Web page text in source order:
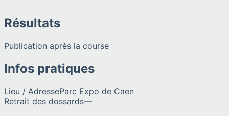
Résultats
Publication après la course
Infos pratiques
Lieu / AdresseParc Expo de Caen
Retrait des dossards—